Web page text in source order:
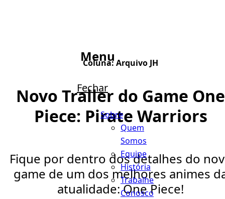
Menu
Fechar
Sobre
Quem
Somos
Equipe
História
Trabalhe
Conosco
Coluna:Arquivo JH
Novo Trailer do Game One
Piece: Pirate Warriors
Fique por dentro dos detalhes do
game de um dos melhores animes
atualidade: One Piece!